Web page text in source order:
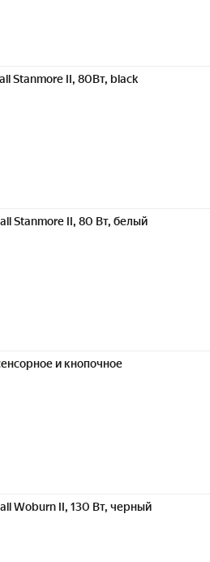
Stanmore II, 80Вт, blасk
Stanmore II, 80 Вт, белый
и кнопочное
Woburn II, 130 Вт, черный